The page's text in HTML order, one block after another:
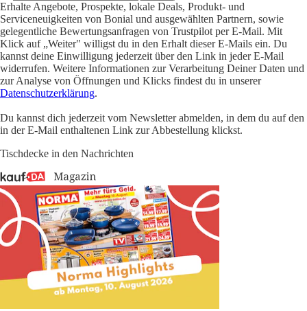
Erhalte Angebote, Prospekte, lokale Deals, Produkt- und
Serviceneuigkeiten von Bonial und ausgewählten Partnern, sowie
gelegentliche Bewertungsanfragen von Trustpilot per E-Mail. Mit
Klick auf „Weiter" willigst du in den Erhalt dieser E-Mails ein. Du
kannst deine Einwilligung jederzeit über den Link in jeder E-Mail
widerrufen. Weitere Informationen zur Verarbeitung Deiner Daten und
zur Analyse von Öffnungen und Klicks findest du in unserer
Datenschutzerklärung.
Du kannst dich jederzeit vom Newsletter abmelden, in dem du auf den
in der E-Mail enthaltenen Link zur Abbestellung klickst.
Tischdecke in den Nachrichten